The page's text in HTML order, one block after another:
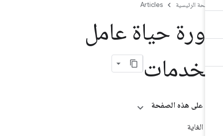
الرئيسية Articles
حياة عامل
على هذه الصفحة
الغاية